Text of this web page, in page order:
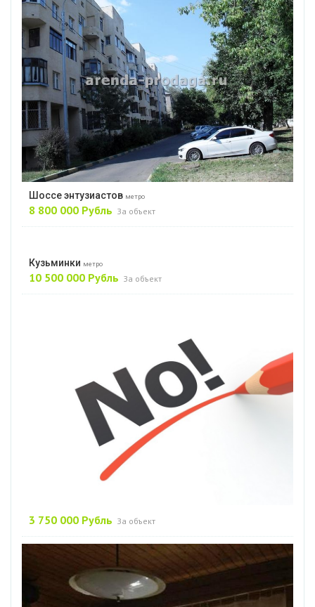
Шоссе энтузиастов метро
8 800 000 Рубль За объект
Кузьминки метро
10 500 000 Рубль За объект
3 750 000 Рубль За объект